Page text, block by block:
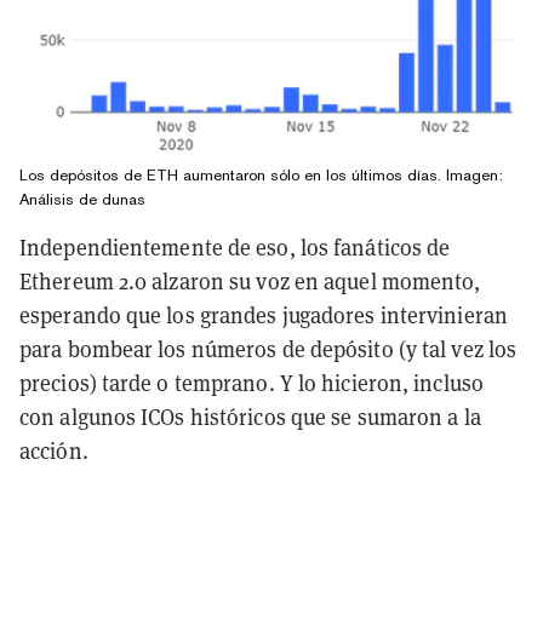
Los depósitos de ETH aumentaron sólo en los últimos días. Imagen:
Análisis de dunas
Independientemente de eso, los fanáticos de
Ethereum 2.0 alzaron su voz en aquel momento,
esperando que los grandes jugadores intervinieran
para bombear los números de depósito (y tal vez los
precios) tarde o temprano. Y lo hicieron, incluso
con algunos ICOs históricos que se sumaron a la
acción.